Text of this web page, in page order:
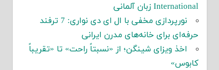
International زبان آلمانی
نورپردازی مخفی با ال ای دی نواری: 7 ترفند
حرفه‌ای برای خانه‌های مدرن ایرانی
اخذ ویزای شینگن؛ از «نسبتاً راحت» تا «تقریباً
کابوس»